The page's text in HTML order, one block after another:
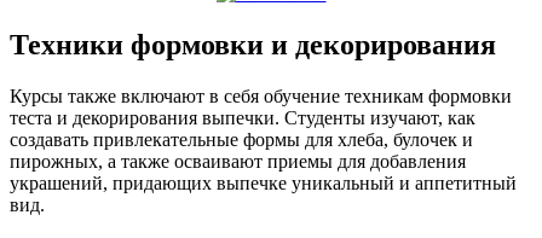
Техники формовки и декорирования
Курсы также включают в себя обучение техникам формовки
теста и декорирования выпечки. Студенты изучают, как
создавать привлекательные формы для хлеба, булочек и
пирожных, а также осваивают приемы для добавления
украшений, придающих выпечке уникальный и аппетитный
вид.